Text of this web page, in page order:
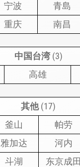
宁波 青島
重庆 南昌
中国台湾(3)
高雄
其他(17)
釜山 帕劳
雅加达 河内
斗湖 东京成田